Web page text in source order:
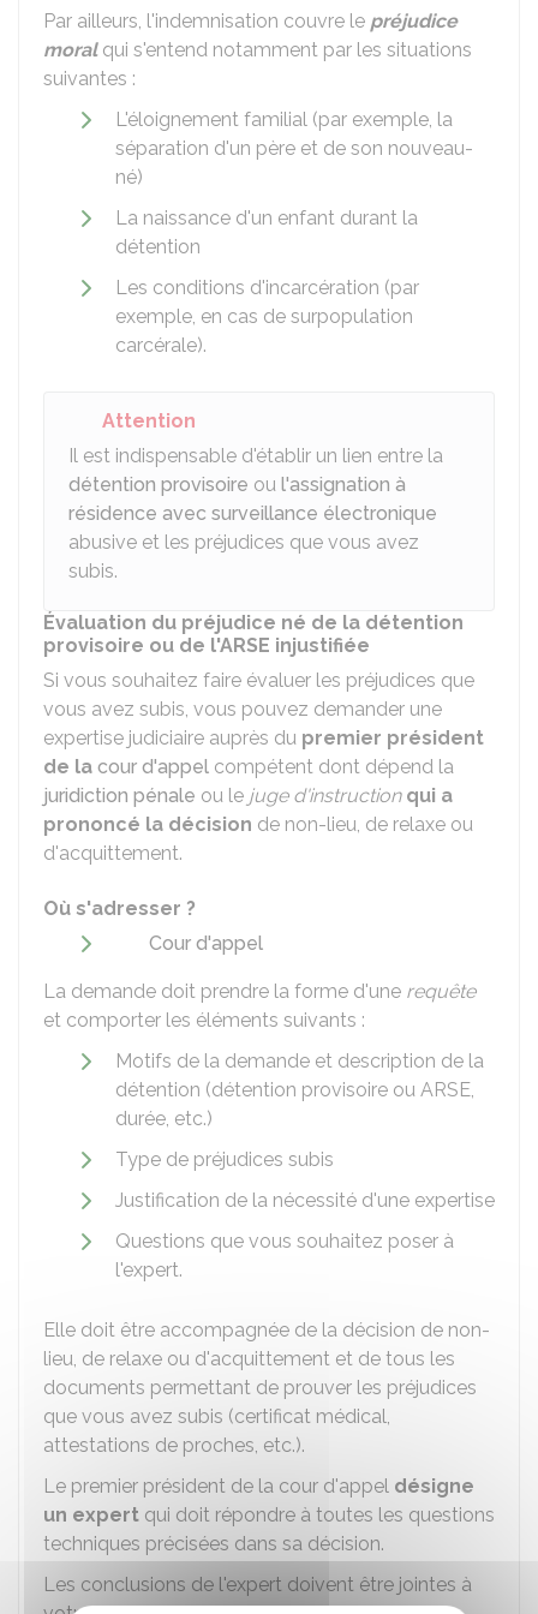
Par ailleurs, l'indemnisation couvre le préjudice
moralqui s'entend notamment par les situations
suivantes :
L'éloignement familial (par exemple, la
séparation d'un père et de son nouveau-
né)
La naissance d'un enfant durant la
détention
Les conditions d'incarcération (par
exemple, en cas de surpopulation
carcérale).
Attention
Il est indispensable d'établir un lien entre la
détention provisoire ou l'assignation à
résidence avec surveillance électronique
abusive et les préjudices que vous avez
subis.
Évaluation du préjudice né de la détention
provisoire ou de l'ARSE injustifiée
Si vous souhaitez faire évaluer les préjudices que
vous avez subis, vous pouvez demander une
expertise judiciaire auprès du premier président
de la cour d'appel compétent dont dépend la
juridiction pénale ou le juge d'instruction qui a
prononcé la décision de non-lieu, de relaxe ou
d'acquittement.
Où s'adresser ?
Cour d'appel
La demande doit prendre la forme d'une requête
et comporter les éléments suivants :
Motifs de la demande et description de la
détention (détention provisoire ou ARSE,
durée, etc.)
Type de préjudices subis
Justification de la nécessité d'une expertise
Questions que vous souhaitez poser à
l'expert.
Elle doit être accompagnée de la décision de non-
lieu, de relaxe ou d'acquittement et de tous les
documents permettant de prouver les préjudices
que vous avez subis (certificat médical,
attestations de proches, etc.).
Le premier président de la cour d'appel désigne
un expert qui doit répondre à toutes les questions
techniques précisées dans sa décision.
Les conclusions de l'expert doivent être jointes à